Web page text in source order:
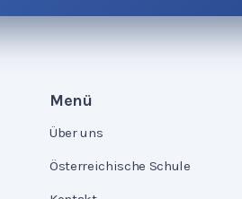
Menü
Über uns
Österreichische Schule